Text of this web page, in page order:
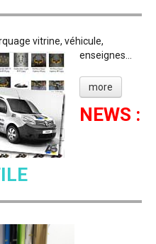
vitrine, véhicule,
enseignes...
more
NEWS :